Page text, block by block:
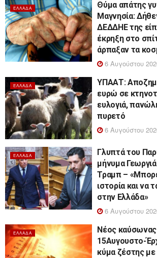
ΕΛΛΆΔΑ
Θύμα απάτης
Μαγνησία:
ΔΕΔΔΗΕ της
έκρηξη στο
άρπαξαν τα
6 Αυγούστου
ΕΛΛΆΔΑ
ΥΠΑΑΤ:
ευρώ σε
ευλογιά,
πυρετό
6 Αυγούστου
ΕΛΛΆΔΑ
Γλυπτά του
μήνυμα
Τραμπ –
ιστορία και να
στην Ελλάδα»
6 Αυγούστου
ΕΛΛΆΔΑ
Νέος καύσωνας
15Αυγουστο-
κύμα ζέστης με